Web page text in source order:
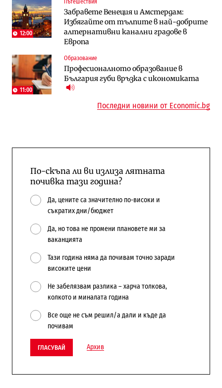
12:00
Пътешествия
Забравете Венеция и Амстердам:
Избягайте от тълпите в най-добрите
алтернативни канални градове в
Европа
11:00
Образование
Професионалното образование в
България губи връзка с икономиката
Енергетика
Държавният ТЕЦ „Марица изток 2“
работи с 5 блока
АЕЦ „Козлодуй“ ще работи само още
няколко седмици, ако сушата продължи
Компании
„Ендуросат“ ще строи огромен
космически и отбранителен център в
Доброславци
Лекарствата за редки болести
попадат в капан на обществените
поръчки?
Последни новини от Economic.bg
По-скъпа ли ви излиза лятната
почивка тази година?
Да, цените са значително по-високи и
съкратих дни/бюджет
Да, но това не промени плановете ми за
ваканцията
Тази година няма да почивам точно заради
високите цени
Не забелязвам разлика – харча толкова,
колкото и миналата година
Все още не съм решил/а дали и къде да
почивам
ГЛАСУВАЙ Архив